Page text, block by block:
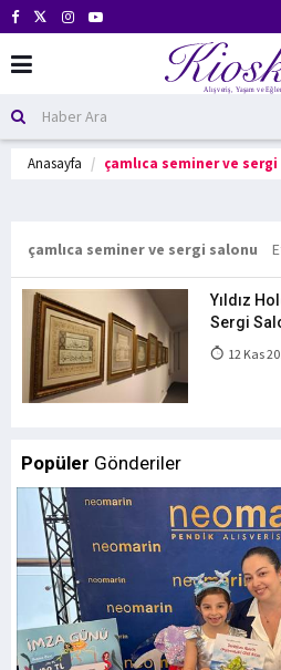
Anasayfa çamlıca seminer ve
çamlıca seminer ve sergi salonu
Yıldız
Sergi
12 Kas
Popüler Gönderiler